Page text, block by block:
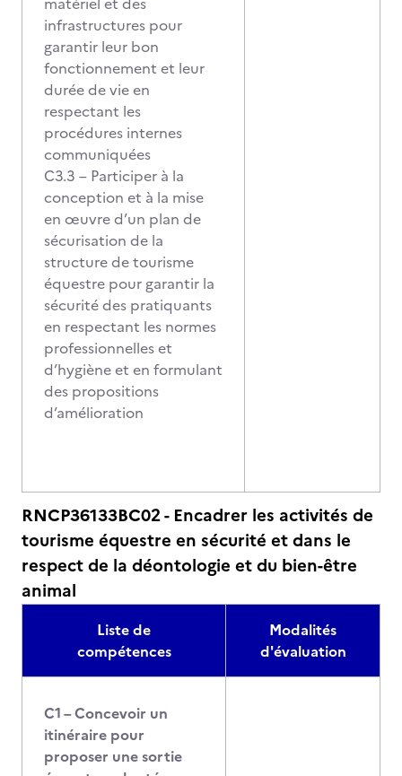
infrastructures pour
garantir leur bon
fonctionnement et leur
durée de vie en
respectant les
procédures internes
communiquées
C3.3 – Participer à la
conception et à la mise
en œuvre d’un plan de
sécurisation de la
structure de tourisme
équestre pour garantir la
sécurité des pratiquants
en respectant les normes
professionnelles et
d’hygiène et en formulant
des propositions
d’amélioration
RNCP36133BC02 - Encadrer les activités de
tourisme équestre en sécurité et dans le
respect de la déontologie et du bien-être
animal
Liste de
compétences
Modalités
d'évaluation
C1 – Concevoir un
itinéraire pour
proposer une sortie